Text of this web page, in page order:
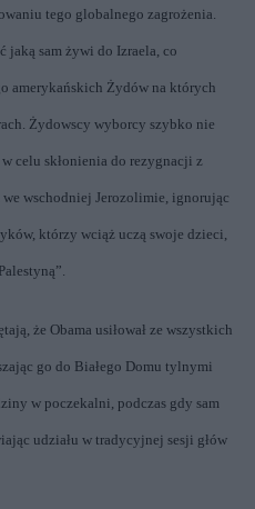
tego globalnego zagrożenia.
jaką sam żywi do Izraela, co
amerykańskich Żydów na których
Żydowscy wyborcy szybko nie
celu skłonienia do rezygnacji z
wschodniej Jerozolimie, ignorując
którzy wciąż uczą swoje dzieci,
że Obama usiłował ze wszystkich
go do Białego Domu tylnymi
w poczekalni, podczas gdy sam
udziału w tradycyjnej sesji głów